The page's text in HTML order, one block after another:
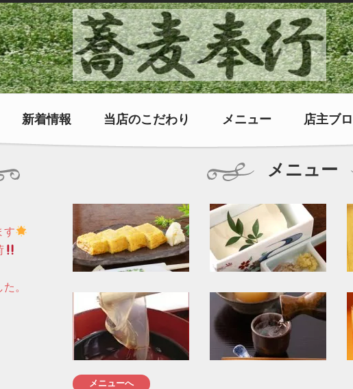
新着情報 当店のこだわり メニュー 店主ブ
す
。
メニュー
メニューへ